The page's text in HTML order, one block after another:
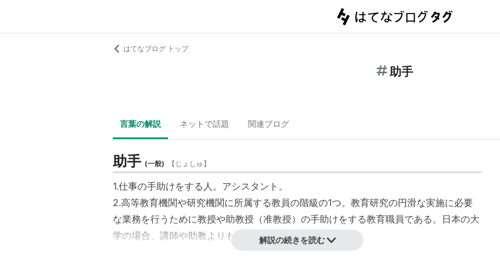
はてなブログ トップ
助手
言葉の解説 ネットで話題 関連ブログ
助手 (一般) 【 じょしゅ】
1.仕事の手助けをする人。アシスタント。
2.高等教育機関や研究機関に所属する教員の階級の1つ。教育研究の円滑な実施に必要
な業務を行うために教授や助教授（准教授）の手助けをする教育職員である。日本の大
学の場合、 講師や助教よりも下の階級の教員である。
解説の続きを読む